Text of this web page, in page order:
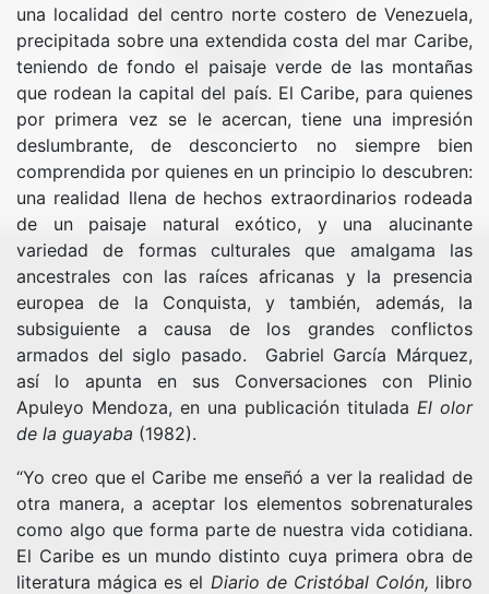
una localidad del centro norte costero de Venezuela,
precipitada sobre una extendida costa del mar Caribe,
teniendo de fondo el paisaje verde de las montañas
que rodean la capital del país. El Caribe, para quienes
por primera vez se le acercan, tiene una impresión
deslumbrante, de desconcierto no siempre bien
comprendida por quienes en un principio lo descubren:
una realidad llena de hechos extraordinarios rodeada
de un paisaje natural exótico, y una alucinante
variedad de formas culturales que amalgama las
ancestrales con las raíces africanas y la presencia
europea de la Conquista, y también, además, la
subsiguiente a causa de los grandes conflictos
armados del siglo pasado. Gabriel García Márquez,
así lo apunta en sus Conversaciones con Plinio
Apuleyo Mendoza, en una publicación titulada El olor
de la guayaba (1982).
“Yo creo que el Caribe me enseñó a ver la realidad de
otra manera, a aceptar los elementos sobrenaturales
como algo que forma parte de nuestra vida cotidiana.
El Caribe es un mundo distinto cuya primera obra de
literatura mágica es el Diario de Cristóbal Colón, libro